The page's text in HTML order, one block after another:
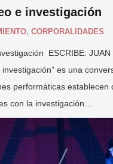
e investigación
, CORPORALIDADES
ESCRIBE: JUAN
es una
performáticas establecen
con la investigación…